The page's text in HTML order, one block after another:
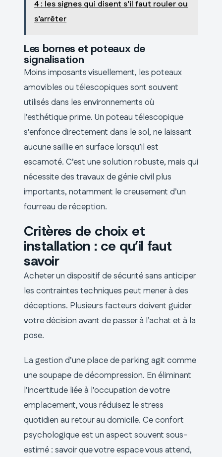
4 : les signes qui disent s’il faut rouler ou
s’arrêter
Les bornes et poteaux de
signalisation
Moins imposants visuellement, les poteaux
amovibles ou télescopiques sont souvent
utilisés dans les environnements où
l’esthétique prime. Un poteau télescopique
s’enfonce directement dans le sol, ne laissant
aucune saillie en surface lorsqu’il est
escamoté. C’est une solution robuste, mais qui
nécessite des travaux de génie civil plus
importants, notamment le creusement d’un
fourreau de réception.
Critères de choix et
installation : ce qu’il faut
savoir
Acheter un dispositif de sécurité sans anticiper
les contraintes techniques peut mener à des
déceptions. Plusieurs facteurs doivent guider
votre décision avant de passer à l’achat et à la
pose.
La gestion d’une place de parking agit comme
une soupape de décompression. En éliminant
l’incertitude liée à l’occupation de votre
emplacement, vous réduisez le stress
quotidien au retour au domicile. Ce confort
psychologique est un aspect souvent sous-
estimé : savoir que votre espace vous attend,